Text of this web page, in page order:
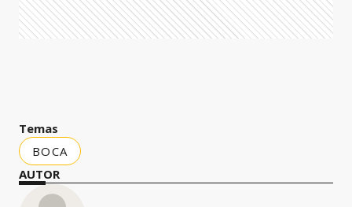
Temas
BOCA
AUTOR